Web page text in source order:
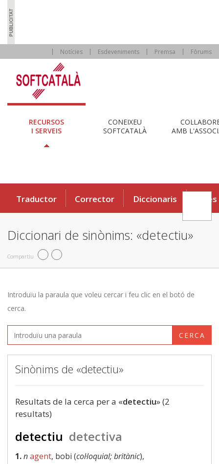
Notícies Esdeveniments Premsa Fòrums
RECURSOS
I SERVEIS
CONEIXEU
SOFTCATALÀ
AMB
Traductor Corrector Diccionaris Eines
Diccionari de sinònims: «detectiu»
Compartiu
Introduïu la paraula que voleu cercar i feu clic en el botó de
cerca.
CERCA
Sinònims de «detectiu»
Resultats de la cerca per a «detectiu» (2
resultats)
detectiu detectiva
1.nagent, bobi (col·loquial; britànic),